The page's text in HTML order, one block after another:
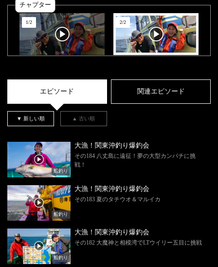
チャプター
1/2 2/2
エピソード 関連エピソード
▼ 新しい順 ▲ 古い順
船釣り
大漁！関東沖釣り爆釣会
その184 八丈島に遠征！夢の大型カンパチに挑
戦！
船釣り
大漁！関東沖釣り爆釣会
その183 夏のタチウオ＆マルイカ
船釣り
大漁！関東沖釣り爆釣会
その182 大魔神と相模湾でLTウイリー五目に挑戦